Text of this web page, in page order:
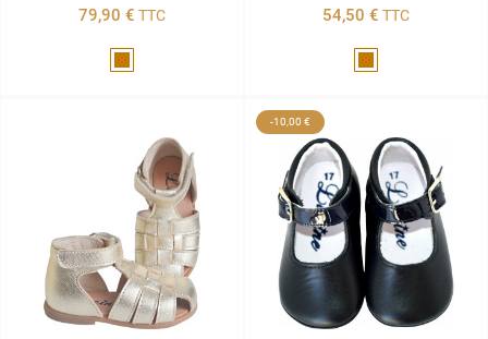
79,90 € TTC
54,50 € TTC
-10,00 €